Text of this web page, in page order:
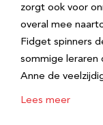
zorgt ook voor
overal mee
Fidget spinners
sommige leraren
Anne de
Lees meer